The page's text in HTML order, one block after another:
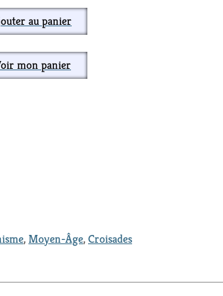
au panier
mon panier
,Moyen-Âge,Croisades